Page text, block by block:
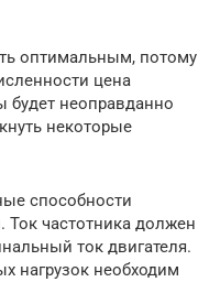
оптимальным, потому
цена
будет неоправданно
некоторые
способности
Ток частотника должен
ток двигателя.
нагрузок необходим